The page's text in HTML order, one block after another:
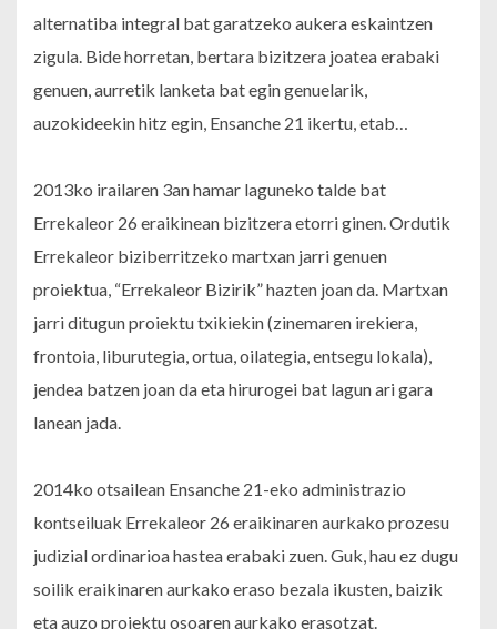
alternatiba integral bat garatzeko aukera eskaintzen
zigula. Bide horretan, bertara bizitzera joatea erabaki
genuen, aurretik lanketa bat egin genuelarik,
auzokideekin hitz egin, Ensanche 21 ikertu, etab…
2013ko irailaren 3an hamar laguneko talde bat
Errekaleor 26 eraikinean bizitzera etorri ginen. Ordutik
Errekaleor biziberritzeko martxan jarri genuen
proiektua, “Errekaleor Bizirik” hazten joan da. Martxan
jarri ditugun proiektu txikiekin (zinemaren irekiera,
frontoia, liburutegia, ortua, oilategia, entsegu lokala),
jendea batzen joan da eta hirurogei bat lagun ari gara
lanean jada.
2014ko otsailean Ensanche 21-eko administrazio
kontseiluak Errekaleor 26 eraikinaren aurkako prozesu
judizial ordinarioa hastea erabaki zuen. Guk, hau ez dugu
soilik eraikinaren aurkako eraso bezala ikusten, baizik
eta auzo proiektu osoaren aurkako erasotzat.